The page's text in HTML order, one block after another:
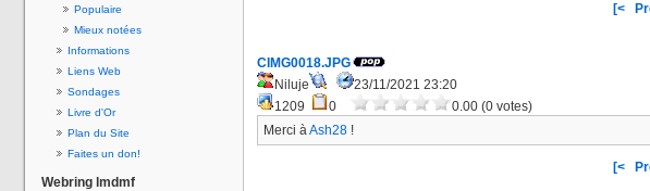
Populaire
Mieux notées
Informations
Liens Web
Sondages
Livre d'Or
Plan du Site
Faites un don!
Webring lmdmf
[<
CIMG0018.JPG
Niluje
23/11/2021 23:20
1209
0
0.00 (0 votes)
Merci àAsh28 !
[<